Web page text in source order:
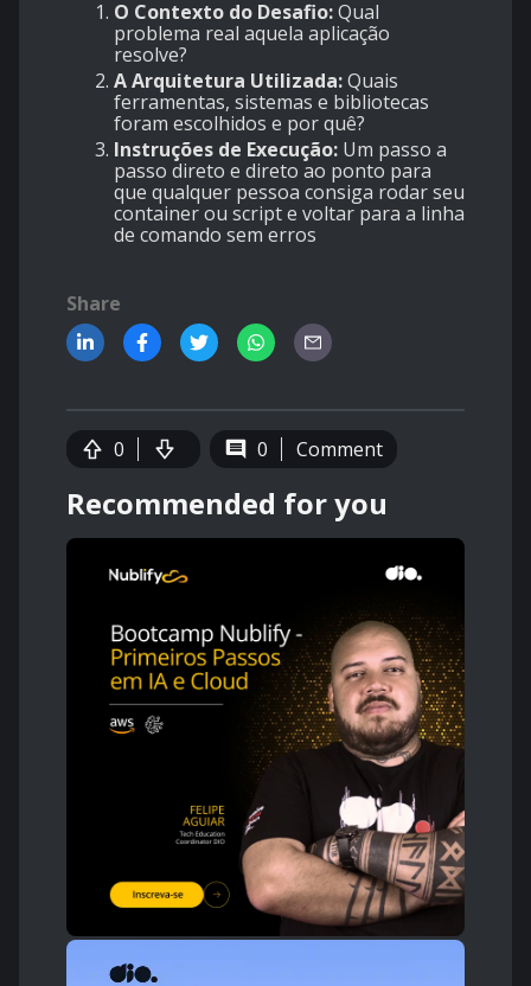
O Contexto do Desafio:Qual
problema real aquela aplicação
resolve?
A Arquitetura Utilizada:Quais
ferramentas, sistemas e bibliotecas
foram escolhidos e por quê?
Instruções de Execução: Um passo a
passo direto e direto ao ponto para
que qualquer pessoa consiga rodar seu
container ou script e voltar para a linha
de comando sem erros
Share
0 0 Comment
Recommended for you